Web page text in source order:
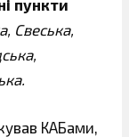
пункти
Свеська,
КАБами,